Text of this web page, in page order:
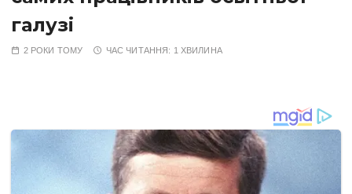
галузі
2 РОКИ ТОМУ ЧАС ЧИТАННЯ: 1 ХВИЛИНА